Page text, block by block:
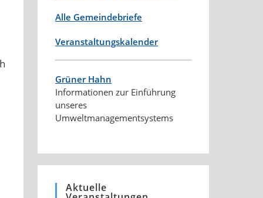
Alle Gemeindebriefe
Veranstaltungskalender
Grüner Hahn
Informationen zur Einführung
unseres
Umweltmanagementsystems
Aktuelle